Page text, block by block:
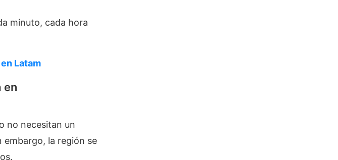
minuto, cada hora
Latam
en
no necesitan un
la región se